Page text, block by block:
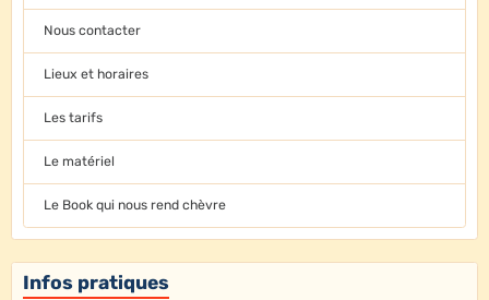
Nous contacter
Lieux et horaires
Les tarifs
Le matériel
Le Book qui nous rend chèvre
Infos pratiques